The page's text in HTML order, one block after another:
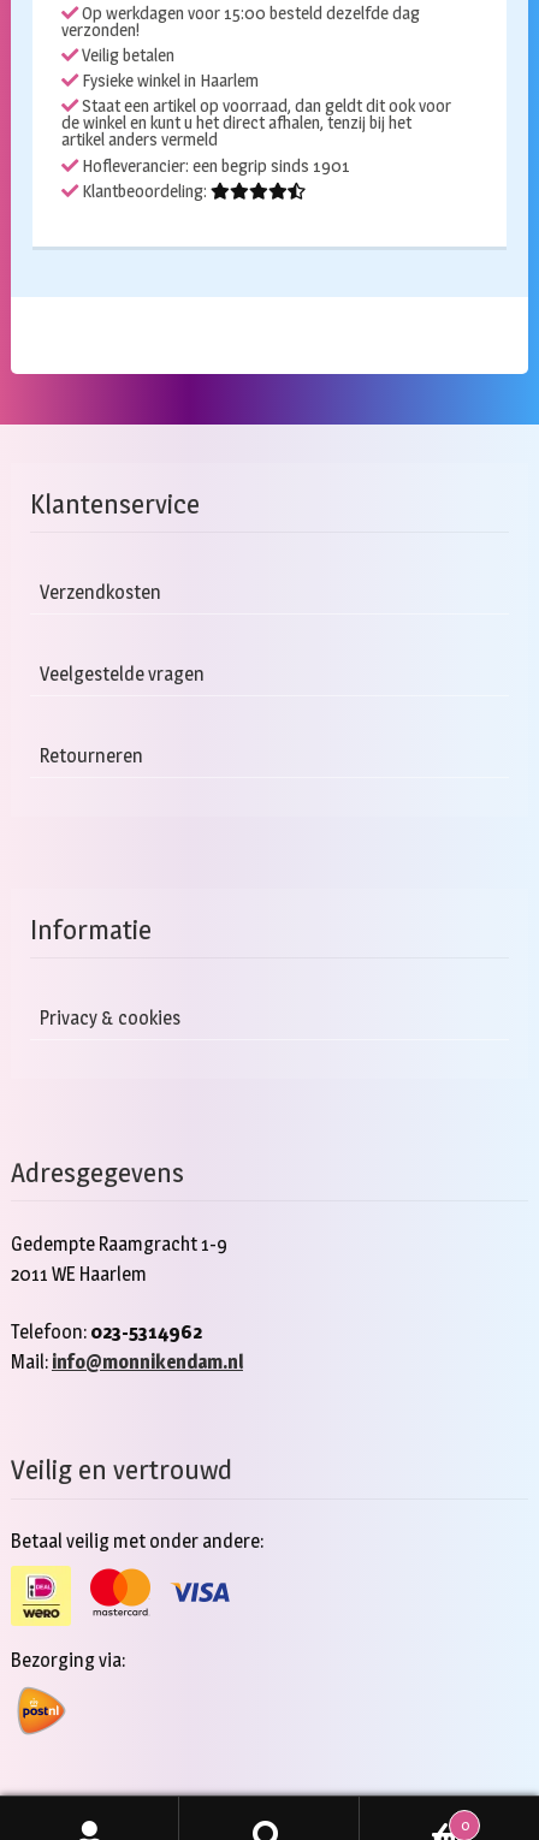
cm
aantal
Op werkdagen voor 15:00 besteld dezelfde dag
verzonden!
Veilig betalen
Fysieke winkel in Haarlem
Staat een artikel op voorraad, dan geldt dit ook voor
de winkel en kunt u het direct afhalen, tenzij bij het
artikel anders vermeld
Hofleverancier: een begrip sinds 1901
Klantbeoordeling:
Klantenservice
Verzendkosten
Veelgestelde vragen
Retourneren
Informatie
Privacy & cookies
Adresgegevens
Gedempte Raamgracht 1-9
2011 WE Haarlem
Telefoon: 023-5314962
Mail: info@monnikendam.nl
Veilig en vertrouwd
Betaal veilig met onder andere:
Bezorging via:
0